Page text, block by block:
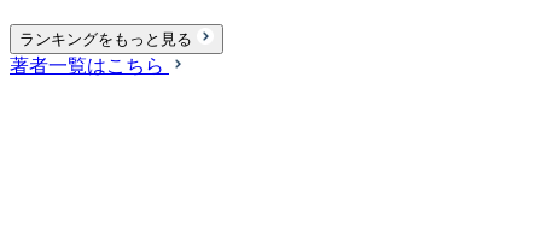
ランキングをもっと見る
著者一覧はこちら